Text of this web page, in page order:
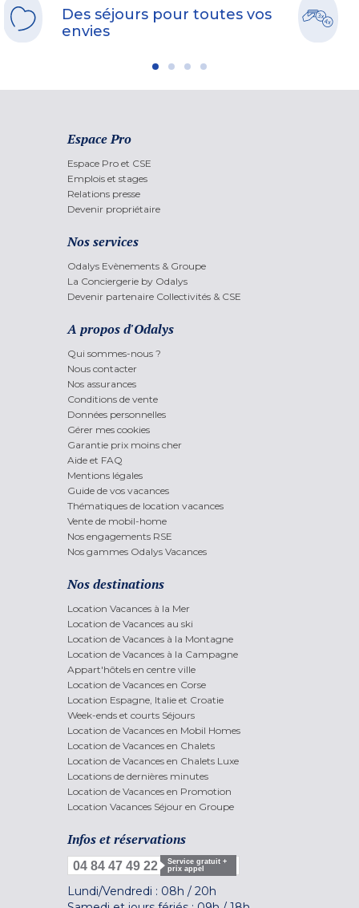
Des séjours pour toutes vos
envies
Espace Pro
Espace Pro et CSE
Emplois et stages
Relations presse
Devenir propriétaire
Nos services
Odalys Evènements & Groupe
La Conciergerie by Odalys
Devenir partenaire Collectivités & CSE
A propos d'Odalys
Qui sommes-nous ?
Nous contacter
Nos assurances
Conditions de vente
Données personnelles
Gérer mes cookies
Garantie prix moins cher
Aide et FAQ
Mentions légales
Guide de vos vacances
Thématiques de location vacances
Vente de mobil-home
Nos engagements RSE
Nos gammes Odalys Vacances
Nos destinations
Location Vacances à la Mer
Location de Vacances au ski
Location de Vacances à la Montagne
Location de Vacances à la Campagne
Appart'hôtels en centre ville
Location de Vacances en Corse
Location Espagne, Italie et Croatie
Week-ends et courts Séjours
Location de Vacances en Mobil Homes
Location de Vacances en Chalets
Location de Vacances en Chalets Luxe
Locations de dernières minutes
Location de Vacances en Promotion
Location Vacances Séjour en Groupe
Infos et réservations
04 84 47 49 22
Service gratuit +
prix appel
Lundi/Vendredi : 08h / 20h